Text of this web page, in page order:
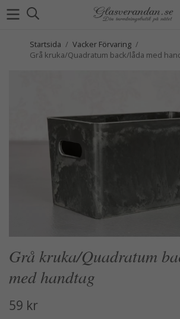
Startsida / Vacker Förvaring /
Grå kruka/Quadratum back/låda med
Grå kruka/Quadratum
med handtag
59 kr